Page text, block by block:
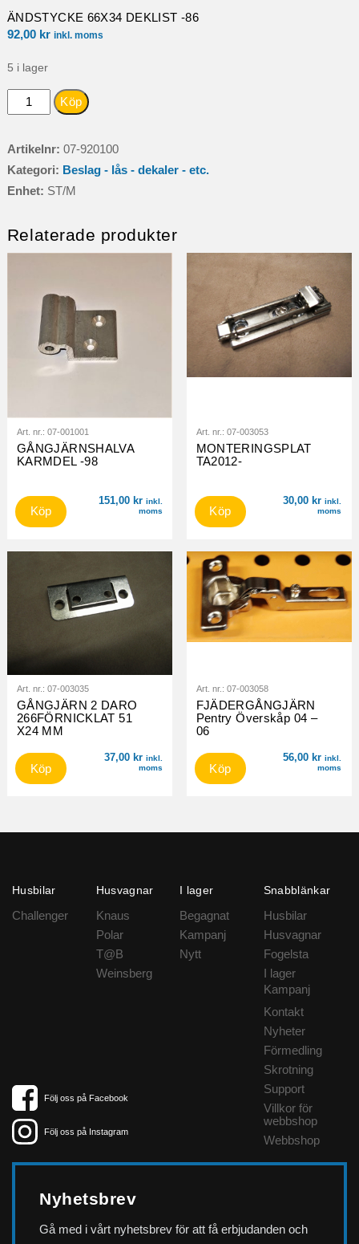
ÄNDSTYCKE 66X34 DEKLIST -86
92,00 kr inkl. moms
5 i lager
ÄNDSTYCKE
66X34
Köp
Artikelnr: 07-920100
Kategori: Beslag - lås - dekaler - etc.
Enhet: ST/M
Relaterade produkter
Art. nr.: 07-001001
GÅNGJÄRNSHALVA
KARMDEL -98
151,00 kr inkl.
moms
Köp
Art. nr.: 07-003053
MONTERINGSPLAT
TA2012-
30,00 kr inkl.
moms
Köp
Art. nr.: 07-003035
GÅNGJÄRN 2 DARO
266FÖRNICKLAT 51
X24 MM
37,00 kr inkl.
moms
Köp
Art. nr.: 07-003058
FJÄDERGÅNGJÄRN
Pentry Överskåp 04 –
06
56,00 kr inkl.
moms
Köp
Husbilar
Challenger
Husvagnar
Knaus
Polar
T@B
Weinsberg
I lager
Begagnat
Kampanj
Nytt
Snabblänkar
Husbilar
Husvagnar
Fogelsta
I lager
Kampanj
Kontakt
Nyheter
Förmedling
Skrotning
Support
Villkor för
webbshop
Webbshop
Följ oss på Facebook
Följ oss på Instagram
Nyhetsbrev
Gå med i vårt nyhetsbrev för att få erbjudanden och